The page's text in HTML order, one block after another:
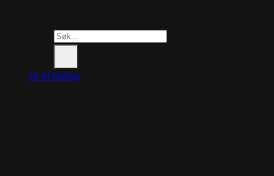
Search
for:
Gi et bidrag